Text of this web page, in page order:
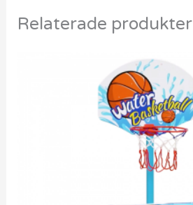
Relaterade produkter